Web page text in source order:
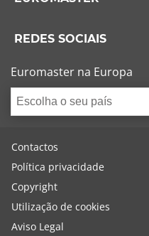
REDES SOCIAIS
Euromaster na Europa
Escolha o seu país
Contactos
Política privacidade
Copyright
Utilização de cookies
Aviso Legal